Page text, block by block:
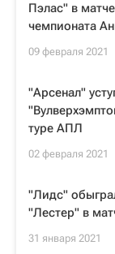
Пэлас" в матче
чемпионата
09 февраля 2021
"Арсенал"
туре АПЛ
02 февраля 2021
"Лидс"
"Лестер" в
31 января 2021